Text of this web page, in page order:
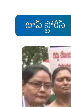
టాప్ స్టోరీస్